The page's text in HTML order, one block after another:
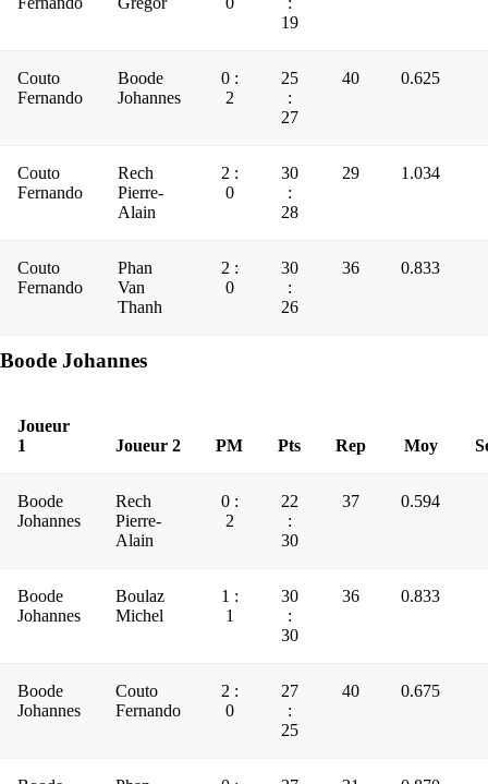
19
Couto
Fernando
Boode
Johannes
0 :
2
25
:
27
40 0.625
Couto
Fernando
Rech
Pierre-
Alain
2 :
0
30
:
28
29 1.034
Couto
Fernando
Phan
Van
Thanh
2 :
0
30
:
26
36 0.833
Boode Johannes
Joueur
1
Joueur 2 PM Pts Rep Moy
Boode
Johannes
Rech
Pierre-
Alain
0 :
2
22
:
30
37 0.594
Boode
Johannes
Boulaz
Michel
1 :
1
30
:
30
36 0.833
Boode
Johannes
Couto
Fernando
2 :
0
27
:
25
40 0.675